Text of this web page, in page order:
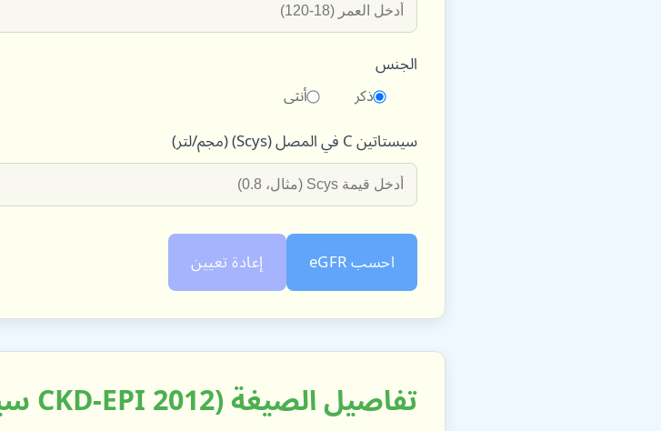
الجنس
ذكر أنثى
سيستاتين C في المصل (Scys) (مجم/لتر)
احسب eGFR إعادة تعيين
تفاصيل الصيغة (2012 CKD-EPI سيستاتين C)